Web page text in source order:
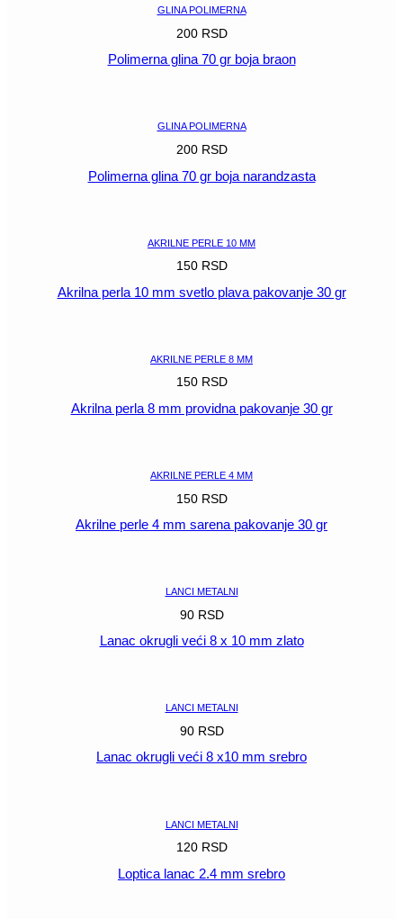
GLINA POLIMERNA
200 RSD
Polimerna glina 70 gr boja braon
GLINA POLIMERNA
200 RSD
Polimerna glina 70 gr boja narandzasta
AKRILNE PERLE 10 MM
150 RSD
Akrilna perla 10 mm svetlo plava pakovanje 30 gr
AKRILNE PERLE 8 MM
150 RSD
Akrilna perla 8 mm providna pakovanje 30 gr
AKRILNE PERLE 4 MM
150 RSD
Akrilne perle 4 mm sarena pakovanje 30 gr
LANCI METALNI
90 RSD
Lanac okrugli veći 8 x 10 mm zlato
LANCI METALNI
90 RSD
Lanac okrugli veći 8 x10 mm srebro
LANCI METALNI
120 RSD
Loptica lanac 2.4 mm srebro